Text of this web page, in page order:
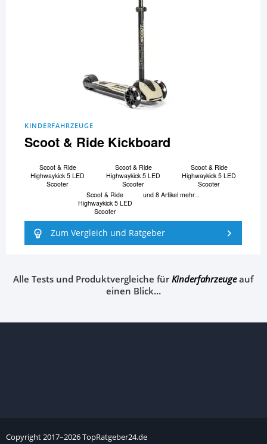
KINDERFAHRZEUGE
Scoot & Ride Kickboard
Scoot & Ride
Highwaykick 5 LED
Scooter
Scoot & Ride
Highwaykick 5 LED
Scooter
Scoot & Ride
Highwaykick 5 LED
Scooter
Scoot & Ride
Highwaykick 5 LED
Scooter
und 8 Artikel mehr...
Zum Vergleich und Ratgeber
Alle Tests und Produktvergleiche fürKinderfahrzeugeauf
einen Blick…
Copyright2017–2026TopRatgeber24.de